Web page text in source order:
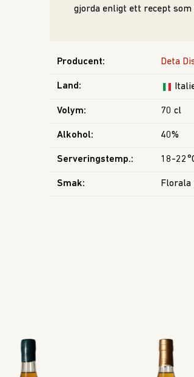
gjorda enligt ett recept
Producent: Deta
Land :
Volym: 70 cl
Alkohol: 40%
Serveringstemp.: 18-
Smak: Florala